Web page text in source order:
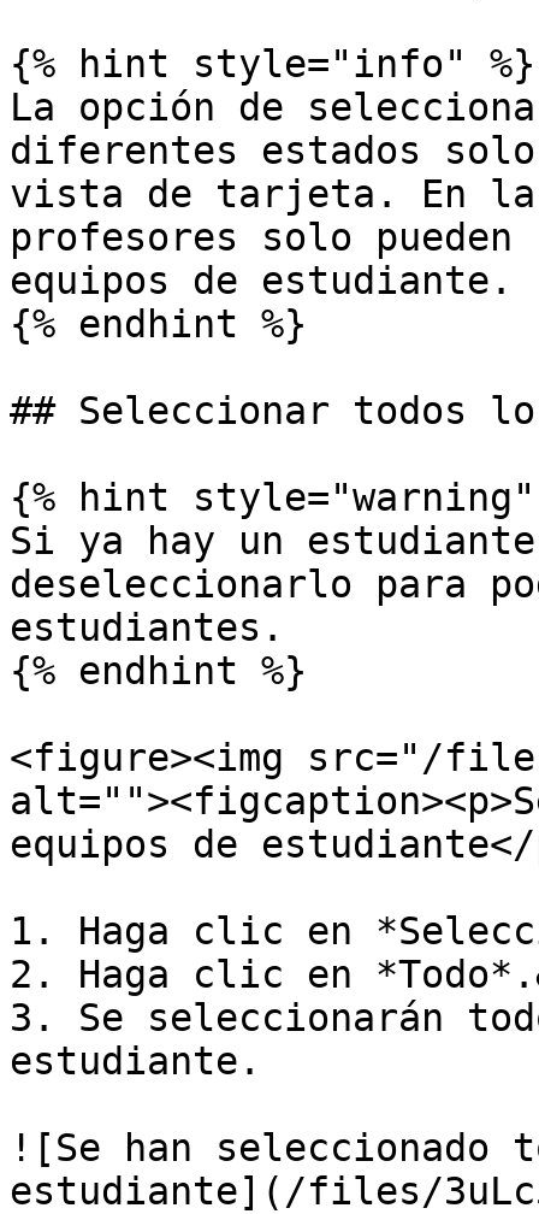
{% hint style="info" %}
La opción de
diferentes estados
vista de tarjeta. En
profesores solo
equipos de estudiante.
{% endhint %}
## Seleccionar todos
{% hint style="warning"
Si ya hay un
deseleccionarlo para
estudiantes.
{% endhint %}
<figure><img src="/
equipos de
1. Haga clic en
2. Haga clic en
3. Se seleccionarán
estudiante.
![Se han seleccionado
estudiante](/files/